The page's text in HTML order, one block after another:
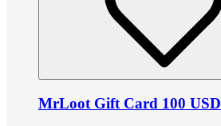
MrLoot Gift Card 100 USD